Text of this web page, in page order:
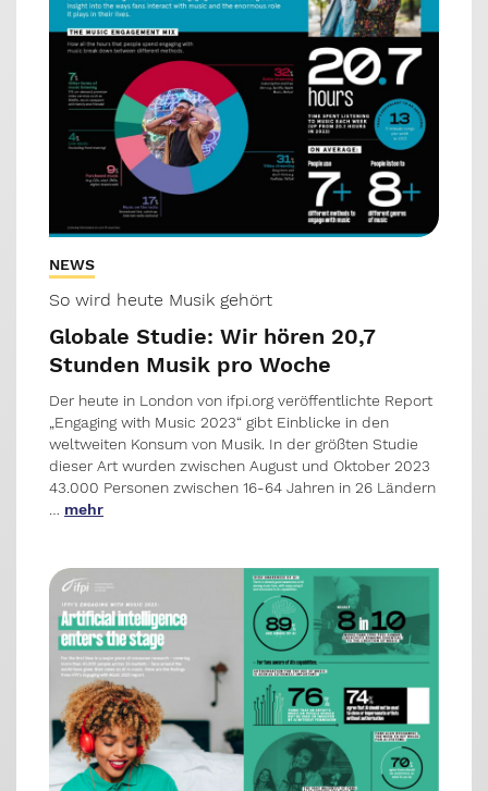
NEWS
So wird heute Musik gehört
Globale Studie: Wir hören 20,7
Stunden Musik pro Woche
Der heute in London von ifpi.org veröffentlichte Report
„Engaging with Music 2023“ gibt Einblicke in den
weltweiten Konsum von Musik. In der größten Studie
dieser Art wurden zwischen August und Oktober 2023
43.000 Personen zwischen 16-64 Jahren in 26 Ländern
… mehr